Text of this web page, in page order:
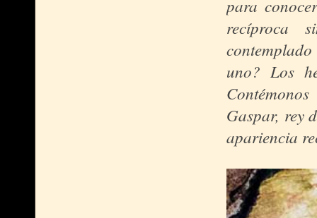
para
recíproca
uno? Los
Gaspar, rey
apariencia